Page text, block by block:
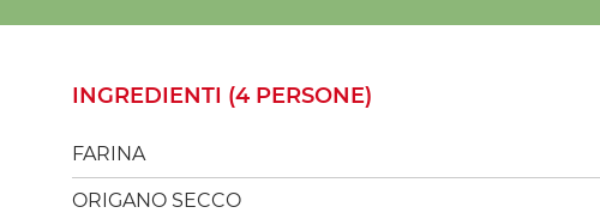
INGREDIENTI (4 PERSONE)
FARINA
ORIGANO SECCO